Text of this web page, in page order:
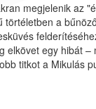
megjelenik az
a
egy hibát
titkot a Mikulás